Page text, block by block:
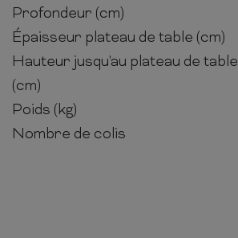
Profondeur (cm)
Épaisseur plateau de table (cm)
Hauteur jusqu'au plateau de table
(cm)
Poids (kg)
Nombre de colis